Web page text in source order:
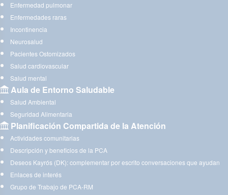
Enfermedad pulmonar
Enfermedades raras
Incontinencia
Neurosalud
Pacientes Ostomizados
Salud cardiovascular
Salud mental
Aula de Entorno Saludable
Salud Ambiental
Seguridad Alimentaria
Planificación Compartida de la Atención
Actividades comunitarias
Descripción y beneficios de la PCA
Deseos Kayrós (DK): complementar por escrito conversaciones que ayudan
Enlaces de interés
Grupo de Trabajo de PCA-RM